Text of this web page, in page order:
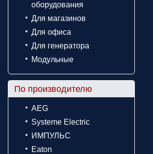
оборудования
Для магазинов
Для офиса
Для генератора
Модульные
По производителю
AEG
Systeme Electric
ИМПУЛЬС
Eaton